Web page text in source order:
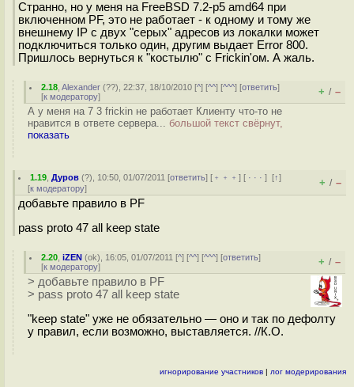
Странно, но у меня на FreeBSD 7.2-p5 amd64 при
включенном PF, это не работает - к одному и тому же
внешнему IP с двух "серых" адресов из локалки может
подключиться только один, другим выдает Error 800.
Пришлось вернуться к "костылю" с Frickin'ом. А жаль.
2.18 ,Alexander (??), 22:37, 18/10/2010 [^] [^^] [^^^] [ответить]
[к модератору] + / –
А у меня на 7 3 frickin не работает Клиенту что-то не
нравится в ответе сервера... большой текст свёрнут,
показать
1.19 ,Дуров (?), 10:50, 01/07/2011 [ответить] [ ﹢﹢﹢] [ · · ·][↑]
[к модератору] + / –
добавьте правило в PF
pass proto 47 all keep state
2.20 ,iZEN (ok), 16:05, 01/07/2011 [^] [^^] [^^^] [ответить]
[к модератору] + / –
> добавьте правило в PF
> pass proto 47 all keep state
"keep state" уже не обязательно — оно и так по дефолту
у правил, если возможно, выставляется. //К.О.
игнорирование участников | лог модерирования